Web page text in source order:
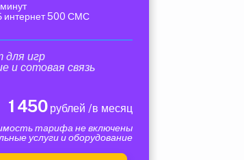
интернет 500 СМС
для игр
и сотовая связь
1 450рублей /в месяц
тарифа не включены
услуги и оборудование